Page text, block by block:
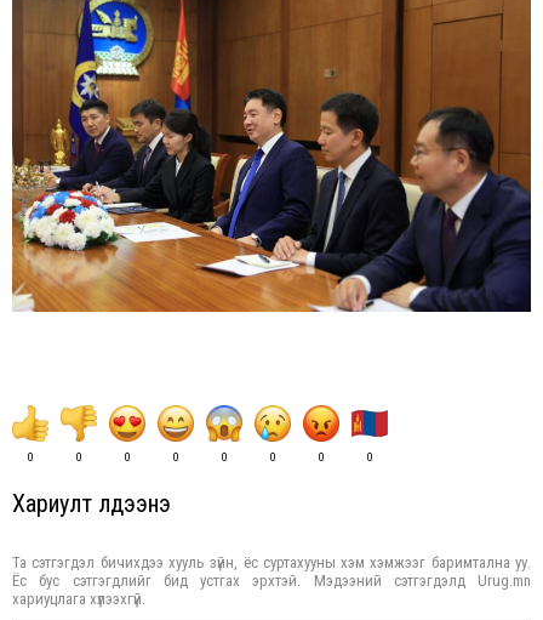
0 0 0 0 0 0 0 0
Хариулт үлдээнэ үү
Та сэтгэгдэл бичихдээ хууль зүйн, ёс суртахууны хэм хэмжээг баримтална уу.
Ёс бус сэтгэгдлийг бид устгах эрхтэй. Мэдээний сэтгэгдэлд Urug.mn
хариуцлага хүлээхгүй.